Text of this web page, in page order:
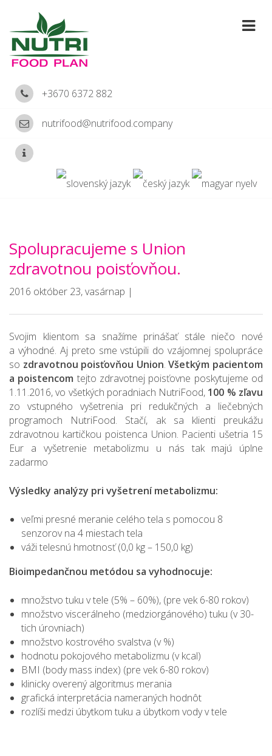
+3670 6372 882
nutrifood@nutrifood.company
Spolupracujeme s Union
zdravotnou poisťovňou.
2016 október 23, vasárnap |
Svojim klientom sa snažíme prinášať stále niečo nové
a výhodné. Aj preto sme vstúpili do vzájomnej spolupráce
so zdravotnou poisťovňou Union.Všetkým pacientom
a poistencom tejto zdravotnej poisťovne poskytujeme od
1.11.2016, vo všetkých poradniach NutriFood, 100 % zľavu
zo vstupného vyšetrenia pri redukčných a liečebných
programoch NutriFood. Stačí, ak sa klienti preukážu
zdravotnou kartičkou poistenca Union. Pacienti ušetria 15
Eur a vyšetrenie metabolizmu u nás tak majú úplne
zadarmo
Výsledky analýzy pri vyšetrení metabolizmu:
veľmi presné meranie celého tela s pomocou 8
senzorov na 4 miestach tela
váži telesnú hmotnosť (0,0 kg – 150,0 kg)
Bioimpedančnou metódou sa vyhodnocuje:
množstvo tuku v tele (5% – 60%), (pre vek 6-80 rokov)
množstvo viscerálneho (medziorgánového) tuku (v 30-
tich úrovniach)
množstvo kostrového svalstva (v %)
hodnotu pokojového metabolizmu (v kcal)
BMI (body mass index) (pre vek 6-80 rokov)
klinicky overený algoritmus merania
grafická interpretácia nameraných hodnôt
rozlíši medzi úbytkom tuku a úbytkom vody v tele